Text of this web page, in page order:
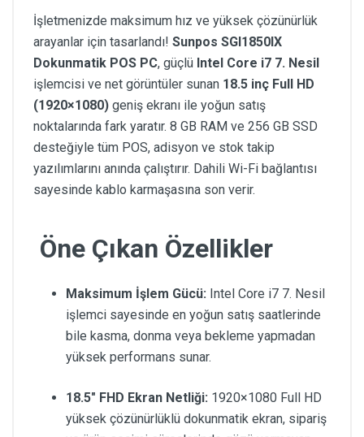
İşletmenizde maksimum hız ve yüksek çözünürlük
arayanlar için tasarlandı! Sunpos SGI1850IX
Dokunmatik POS PC, güçlü Intel Core i7 7. Nesil
işlemcisi ve net görüntüler sunan 18.5 inç Full HD
(1920×1080) geniş ekranı ile yoğun satış
noktalarında fark yaratır. 8 GB RAM ve 256 GB SSD
desteğiyle tüm POS, adisyon ve stok takip
yazılımlarını anında çalıştırır. Dahili Wi-Fi bağlantısı
sayesinde kablo karmaşasına son verir.
Öne Çıkan Özellikler
Maksimum İşlem Gücü: Intel Core i7 7. Nesil
işlemci sayesinde en yoğun satış saatlerinde
bile kasma, donma veya bekleme yapmadan
yüksek performans sunar.
18.5" FHD Ekran Netliği: 1920×1080 Full HD
yüksek çözünürlüklü dokunmatik ekran, sipariş